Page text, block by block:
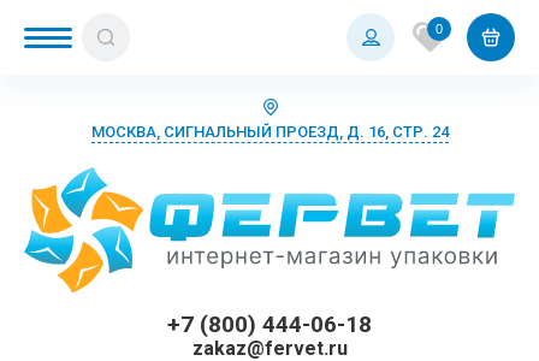
0
МОСКВА, СИГНАЛЬНЫЙ ПРОЕЗД, Д. 16, СТР. 24
+7 (800) 444-06-18
zakaz@fervet.ru